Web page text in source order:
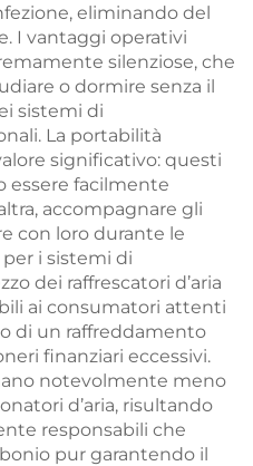
eliminando del
I vantaggi operativi
silenziose, che
o dormire senza il
sistemi di
La portabilità
significativo: questi
essere facilmente
accompagnare gli
con loro durante le
i sistemi di
dei raffrescatori d’aria
ai consumatori attenti
di un raffreddamento
finanziari eccessivi.
notevolmente meno
d’aria, risultando
responsabili che
pur garantendo il